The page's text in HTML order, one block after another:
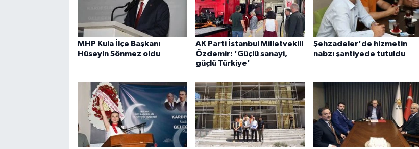
MHP Kula İlçe Başkanı
Hüseyin Sönmez oldu
AK Parti İstanbul Milletvekili
Özdemir: 'Güçlü sanayi,
güçlü Türkiye'
Şehzadeler'de hizmetin
nabzı şantiyede tutuldu